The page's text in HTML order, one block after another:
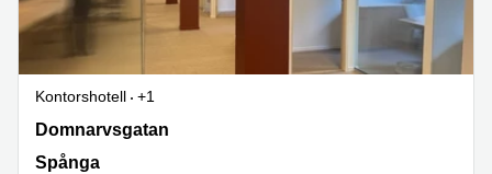
Kontorshotell
+1
Lunda, Domnarvsgatan 11, Spånga
Domnarvsgatan
Spånga